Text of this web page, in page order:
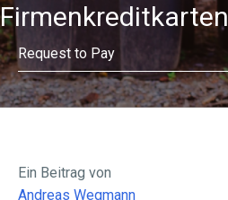
Firmenkreditkarten
Request to Pay
Ein Beitrag von
Andreas Wegmann